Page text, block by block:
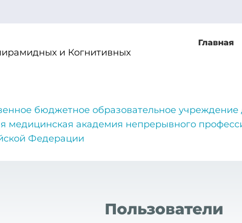
и Когнитивных
Главная
бюджетное образовательное
медицинская академия непрерывного
Федерации
Пользователи